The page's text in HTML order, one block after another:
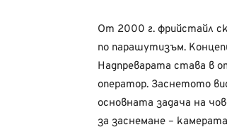
От 2000 г. фрийстайл
по парашутизъм.
Надпреварата става в
оператор. Заснетото
основната задача на
за заснемане –